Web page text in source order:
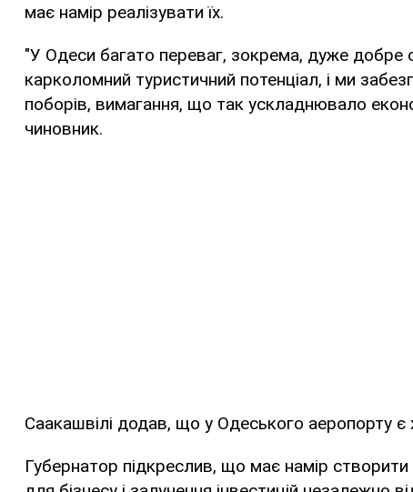
має намір реалізувати їх.
"У Одеси багато переваг, зокрема, дуже добре
карколомний туристичний потенціал, і ми
поборів, вимагання, що так ускладнювало
чиновник.
Саакашвілі додав, що у Одеського аеропорту є
Губернатор підкреслив, що має намір